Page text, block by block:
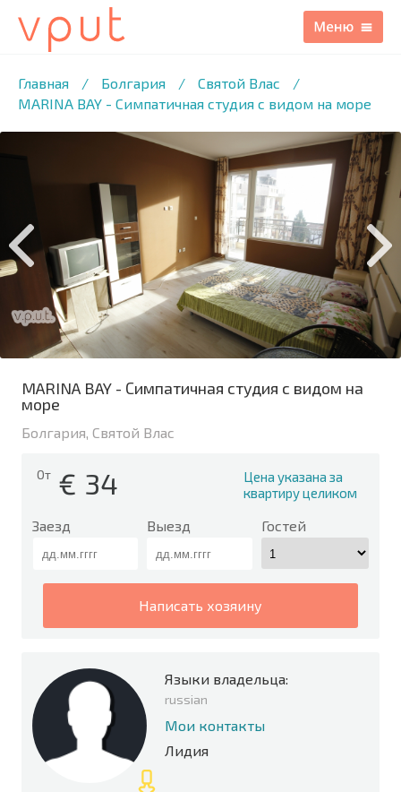
Главная / Болгария / Святой Влас
/
MARINA BAY - Симпатичная студия с видом на море
/8 ФОТО
MARINA BAY - Симпатичная студия с видом на
море
Болгария, Святой Влас
От € 34
Цена указана за
квартиру целиком
Заезд Выезд Гостей
написать хозяину
Языки владельца:
russian
Мои контакты
Лидия